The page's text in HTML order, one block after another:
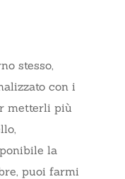
stesso,
con i
metterli più
la
puoi farmi